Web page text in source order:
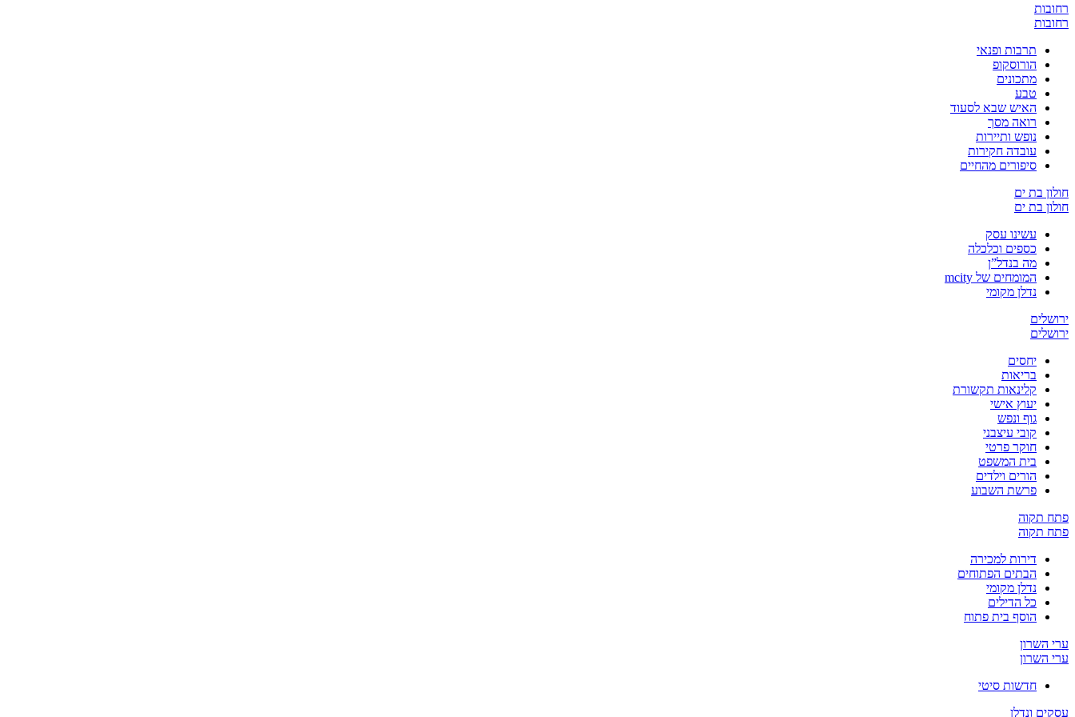
רחובות
רחובות
תרבות ופנאי
הורוסקופ
מתכונים
טבע
האיש שבא לסעוד
רואה מסך
נופש ותיירות
עובדה חקירות
סיפורים מהחיים
חולון בת ים
חולון בת ים
עשינו עסק
כספים וכלכלה
מה בנדל”ן
המומחים של mcity
נדלן מקומי
ירושלים
ירושלים
יחסים
בריאות
קלינאות תקשורת
יעוץ אישי
גוף ונפש
קובי עיצבני
חוקר פרטי
בית המשפט
הורים וילדים
פרשת השבוע
פתח תקוה
פתח תקוה
דירות למכירה
הבתים הפתוחים
נדלן מקומי
כל הדילים
הוסף בית פתוח
ערי השרון
ערי השרון
חדשות סיטי
עסקים ונדלן